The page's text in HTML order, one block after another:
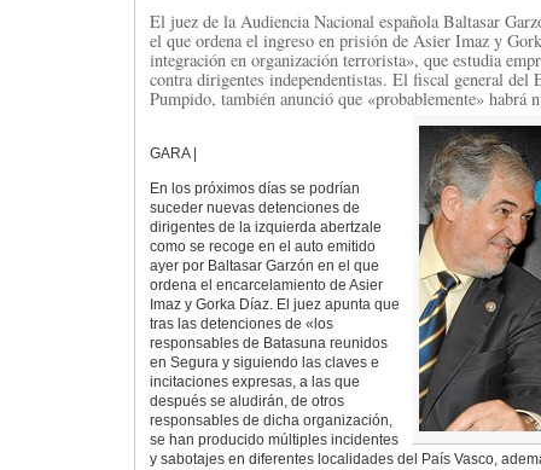
El juez de la Audiencia Nacional española Baltasar
el que ordena el ingreso en prisión de Asier Imaz y
integración en organización terrorista», que estudia
contra dirigentes independentistas. El fiscal general del
Pumpido, también anunció que «probablemente» habrá
GARA |
En los próximos días se podrían
suceder nuevas detenciones de
dirigentes de la izquierda abertzale
como se recoge en el auto emitido
ayer por Baltasar Garzón en el que
ordena el encarcelamiento de Asier
Imaz y Gorka Díaz. El juez apunta que
tras las detenciones de «los
responsables de Batasuna reunidos
en Segura y siguiendo las claves e
incitaciones expresas, a las que
después se aludirán, de otros
responsables de dicha organización,
se han producido múltiples incidentes
y sabotajes en diferentes localidades del País Vasco,